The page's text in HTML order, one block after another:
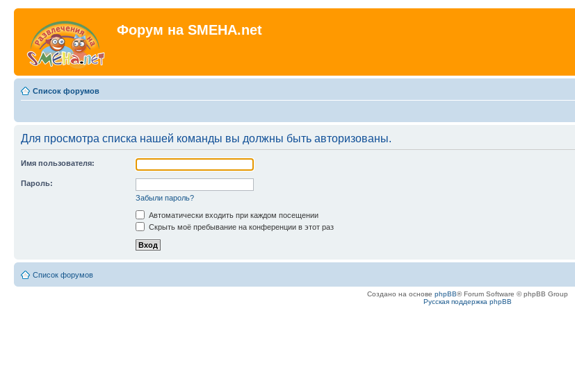
Форум на SMEHA.net
Список форумов
Для просмотра списка нашей команды вы должны быть авторизованы.
Имя пользователя:
Пароль:
Забыли пароль?
Автоматически входить при каждом посещении
Скрыть моё пребывание на конференции в этот раз
Список форумов
Создано на основе phpBB® Forum Software © phpBB Group
Русская поддержка phpBB